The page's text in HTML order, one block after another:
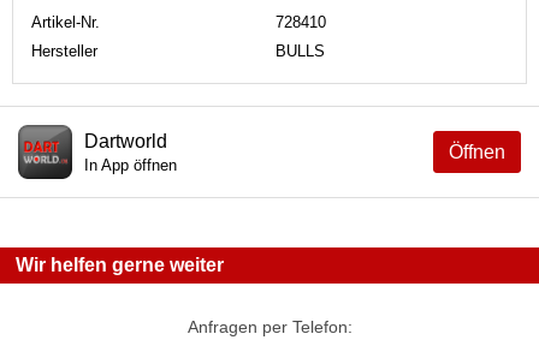
Artikel-Nr.
728410
Hersteller
BULLS
Öffnen
Dartworld
In App öffnen
Wir helfen gerne weiter
Anfragen per Telefon: